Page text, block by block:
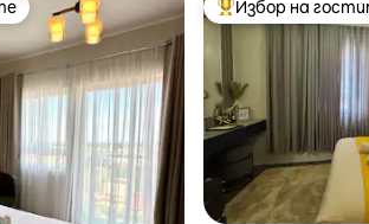
Най-популярен
Избор на